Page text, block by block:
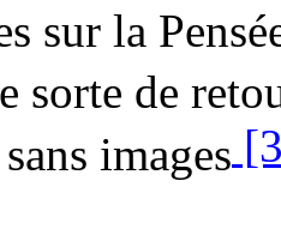
sur la
sorte de
images